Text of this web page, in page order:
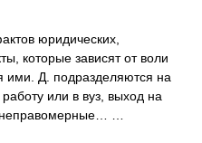
юридических,
которые зависят от воли
ими. Д. подразделяются на
или в вуз, выход на
неправомерные… …